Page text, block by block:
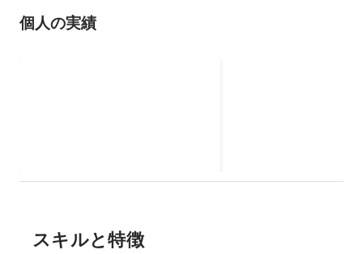
個人の実績
スキルと特徴